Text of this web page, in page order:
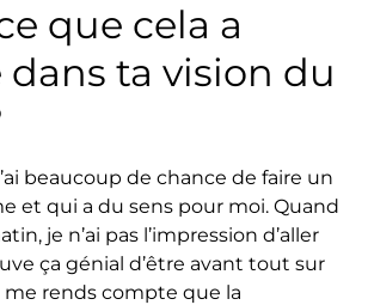
que cela a
ta vision du
beaucoup de chance de faire un
et qui a du sens pour moi. Quand
je n’ai pas l’impression d’aller
ça génial d’être avant tout sur
me rends compte que la